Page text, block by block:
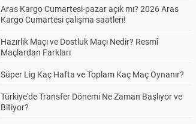
Aras Kargo Cumartesi-pazar açık mı? 2026 Aras
Kargo Cumartesi çalışma saatleri!
Hazırlık Maçı ve Dostluk Maçı Nedir? Resmî
Maçlardan Farkları
Süper Lig Kaç Hafta ve Toplam Kaç Maç Oynanır?
Türkiye'de Transfer Dönemi Ne Zaman Başlıyor ve
Bitiyor?